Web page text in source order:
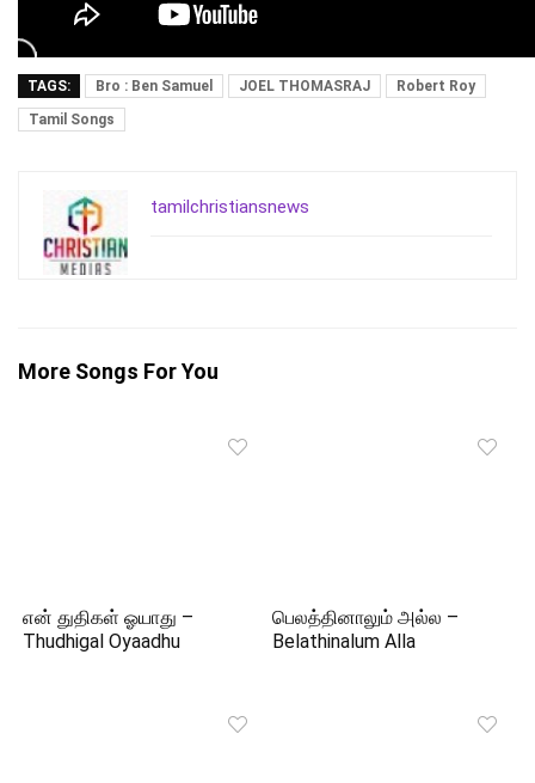
TAGS: Bro : Ben Samuel JOEL THOMASRAJ
Robert Roy
Tamil Songs
tamilchristiansnews
More Songs For You
என் துதிகள் ஓயாது –
Thudhigal Oyaadhu
பெலத்தினாலும் அல்ல –
Belathinalum Alla